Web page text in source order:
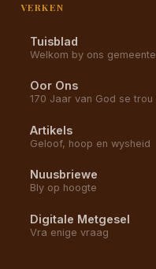
VERKEN
Tuisblad
Welkom by ons gemeente
Oor Ons
170 Jaar van God se trou
Artikels
Geloof, hoop en wysheid
Nuusbriewe
Bly op hoogte
Digitale Metgesel
Vra enige vraag